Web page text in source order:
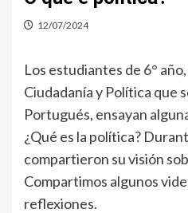
12/07/2024
Los estudiantes de 6°
Ciudadanía y Política que
Portugués, ensayan
¿Qué es la política?
compartieron su visión
Compartimos algunos
reflexiones.